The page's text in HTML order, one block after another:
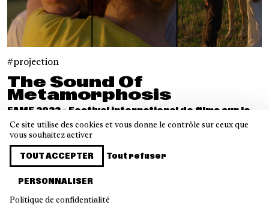
Bienvenue dans les archives de la Gaîté Lyrique
projection
The Sound Of
Metamorphosis
FAME 2022 - Festival international de films sur la
musique
de Jules Cassignol
Sam. 19.02.2022 à 19h15
Ce site utilise des cookies et vous donne le contrôle sur ceux que
vous souhaitez activer
TOUT ACCEPTER Tout refuser
PERSONNALISER
Politique de confidentialité